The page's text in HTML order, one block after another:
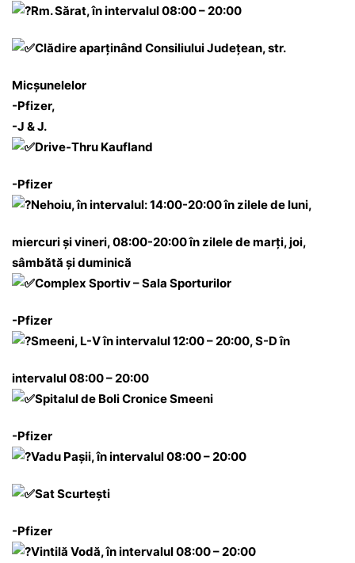
Rm. Sărat, în intervalul 08:00 – 20:00
Clădire aparținând Consiliului Județean, str.
Micșunelelor
-Pfizer,
-J & J.
Drive-Thru Kaufland
-Pfizer
Nehoiu, în intervalul: 14:00-20:00 în zilele de luni,
miercuri și vineri, 08:00-20:00 în zilele de marți, joi,
sâmbătă și duminică
Complex Sportiv – Sala Sporturilor
-Pfizer
Smeeni, L-V în intervalul 12:00 – 20:00, S-D în
intervalul 08:00 – 20:00
Spitalul de Boli Cronice Smeeni
-Pfizer
Vadu Pașii, în intervalul 08:00 – 20:00
Sat Scurtești
-Pfizer
Vintilă Vodă, în intervalul 08:00 – 20:00